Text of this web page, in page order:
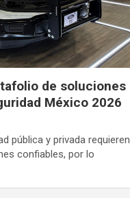
de soluciones
México 2026
pública y privada requieren
confiables, por lo